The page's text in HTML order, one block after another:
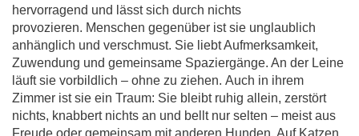
hervorragend und lässt sich durch nichts
provozieren. Menschen gegenüber ist sie unglaublich
anhänglich und verschmust. Sie liebt Aufmerksamkeit,
Zuwendung und gemeinsame Spaziergänge. An der Leine
läuft sie vorbildlich – ohne zu ziehen. Auch in ihrem
Zimmer ist sie ein Traum: Sie bleibt ruhig allein, zerstört
nichts, knabbert nichts an und bellt nur selten – meist aus
Freude oder gemeinsam mit anderen Hunden. Auf Katzen